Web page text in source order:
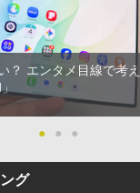
？ エンタメ目線で考
● ● ●
グ